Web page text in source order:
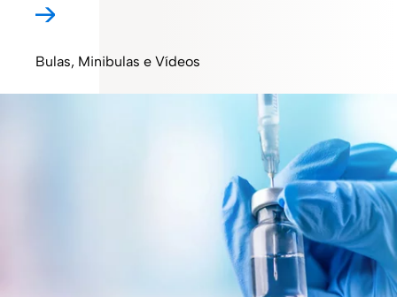
Bulas, Minibulas e Vídeos